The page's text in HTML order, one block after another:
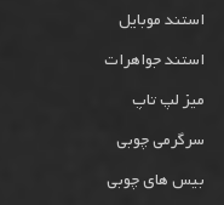
استند موبایل
استند جواهرات
میز لپ تاپ
سرگرمی چوبی
بیس های چوبی